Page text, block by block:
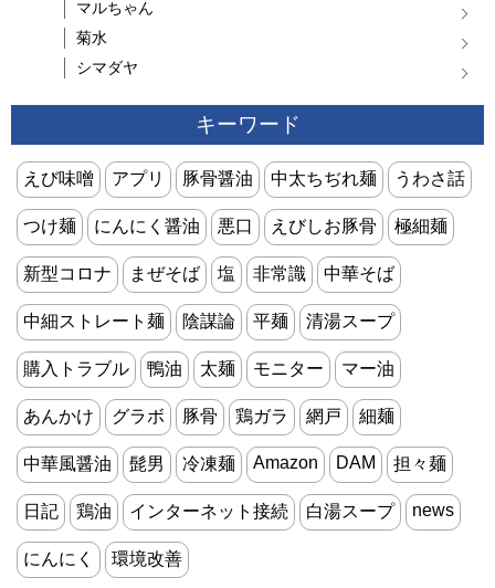
マルちゃん
菊水
シマダヤ
キーワード
えび味噌 アプリ 豚骨醤油 中太ちぢれ麺 うわさ話
つけ麺 にんにく醤油 悪口 えびしお豚骨 極細麺
新型コロナ まぜそば 塩 非常識 中華そば
中細ストレート麺 陰謀論 平麺 清湯スープ
購入トラブル 鴨油 太麺 モニター マー油
あんかけ グラボ 豚骨 鶏ガラ 網戸 細麺
中華風醤油 髭男 冷凍麺 Amazon DAM 担々麺
日記 鶏油 インターネット接続 白湯スープ news
にんにく 環境改善